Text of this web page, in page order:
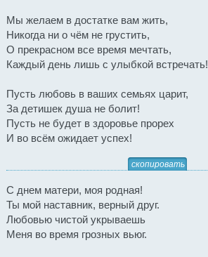
Мы желаем в достатке вам жить,
Никогда ни о чём не грустить,
О прекрасном все время мечтать,
Каждый день лишь с улыбкой встречать!
Пусть любовь в ваших семьях царит,
За детишек душа не болит!
Пусть не будет в здоровье прорех
И во всём ожидает успех!
скопировать
С днем матери, моя родная!
Ты мой наставник, верный друг.
Любовью чистой укрываешь
Меня во время грозных вьюг.